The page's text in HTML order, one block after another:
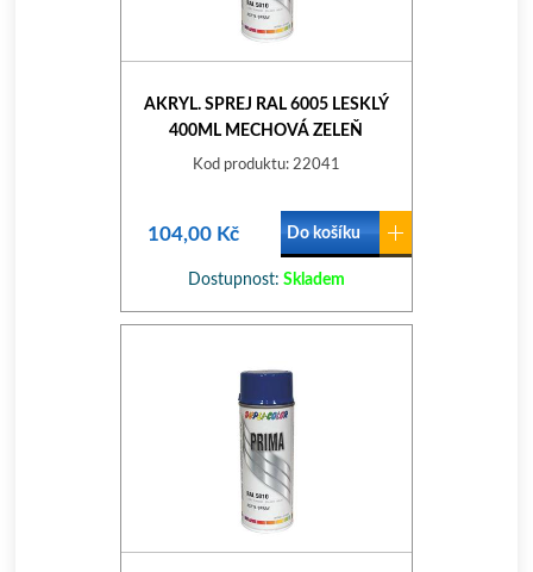
AKRYL. SPREJ RAL 6005 LESKLÝ
400ML MECHOVÁ ZELEŇ
Kod produktu: 22041
104,00 Kč Do košíku
Dostupnost: Skladem